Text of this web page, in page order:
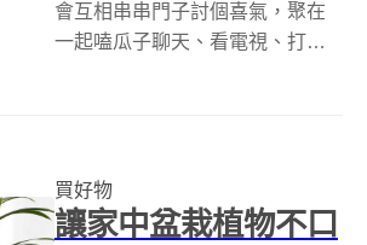
會互相串串門子討個喜氣，聚在
一起嗑瓜子聊天、看電視、打麻
利麻絲(有)，不過不是從價值好幾
萬的手工包...
買好物
讓家中盆栽植物不口